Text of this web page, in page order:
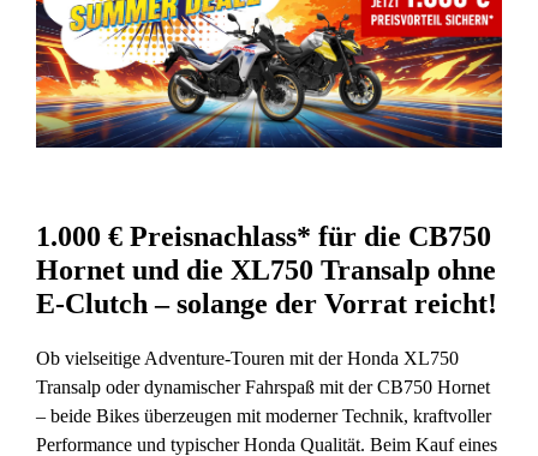
1.000 € Preisnachlass* für die CB750
Hornet und die XL750 Transalp ohne
E-Clutch – solange der Vorrat reicht!
Ob vielseitige Adventure-Touren mit der Honda XL750
Transalp oder dynamischer Fahrspaß mit der CB750 Hornet
– beide Bikes überzeugen mit moderner Technik, kraftvoller
Performance und typischer Honda Qualität. Beim Kauf eines